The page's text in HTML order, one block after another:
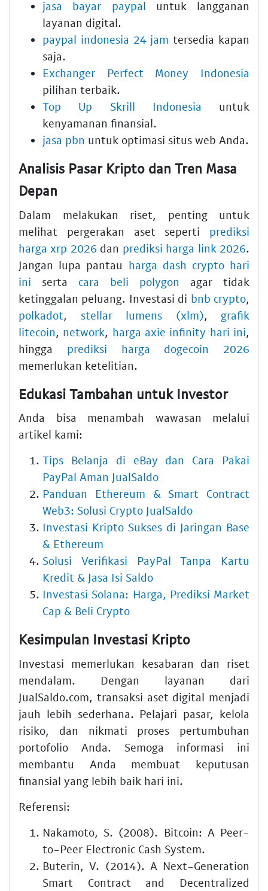
jasa bayar paypal untuk langganan
layanan digital.
paypal indonesia 24 jam tersedia kapan
saja.
Exchanger Perfect Money Indonesia
pilihan terbaik.
Top Up Skrill Indonesia untuk
kenyamanan finansial.
jasa pbn untuk optimasi situs web Anda.
Analisis Pasar Kripto dan Tren Masa
Depan
Dalam melakukan riset, penting untuk
melihat pergerakan aset seperti prediksi
harga xrp 2026 dan prediksi harga link 2026.
Jangan lupa pantau harga dash crypto hari
ini serta cara beli polygon agar tidak
ketinggalan peluang. Investasi di bnb crypto,
polkadot, stellar lumens (xlm), grafik
litecoin, network, harga axie infinity hari ini,
hingga prediksi harga dogecoin 2026
memerlukan ketelitian.
Edukasi Tambahan untuk Investor
Anda bisa menambah wawasan melalui
artikel kami:
Tips Belanja di eBay dan Cara Pakai
PayPal Aman JualSaldo
Panduan Ethereum & Smart Contract
Web3: Solusi Crypto JualSaldo
Investasi Kripto Sukses di Jaringan Base
& Ethereum
Solusi Verifikasi PayPal Tanpa Kartu
Kredit & Jasa Isi Saldo
Investasi Solana: Harga, Prediksi Market
Cap & Beli Crypto
Kesimpulan Investasi Kripto
Investasi memerlukan kesabaran dan riset
mendalam. Dengan layanan dari
JualSaldo.com, transaksi aset digital menjadi
jauh lebih sederhana. Pelajari pasar, kelola
risiko, dan nikmati proses pertumbuhan
portofolio Anda. Semoga informasi ini
membantu Anda membuat keputusan
finansial yang lebih baik hari ini.
Referensi:
Nakamoto, S. (2008). Bitcoin: A Peer-
to-Peer Electronic Cash System.
Buterin, V. (2014). A Next-Generation
Smart Contract and Decentralized